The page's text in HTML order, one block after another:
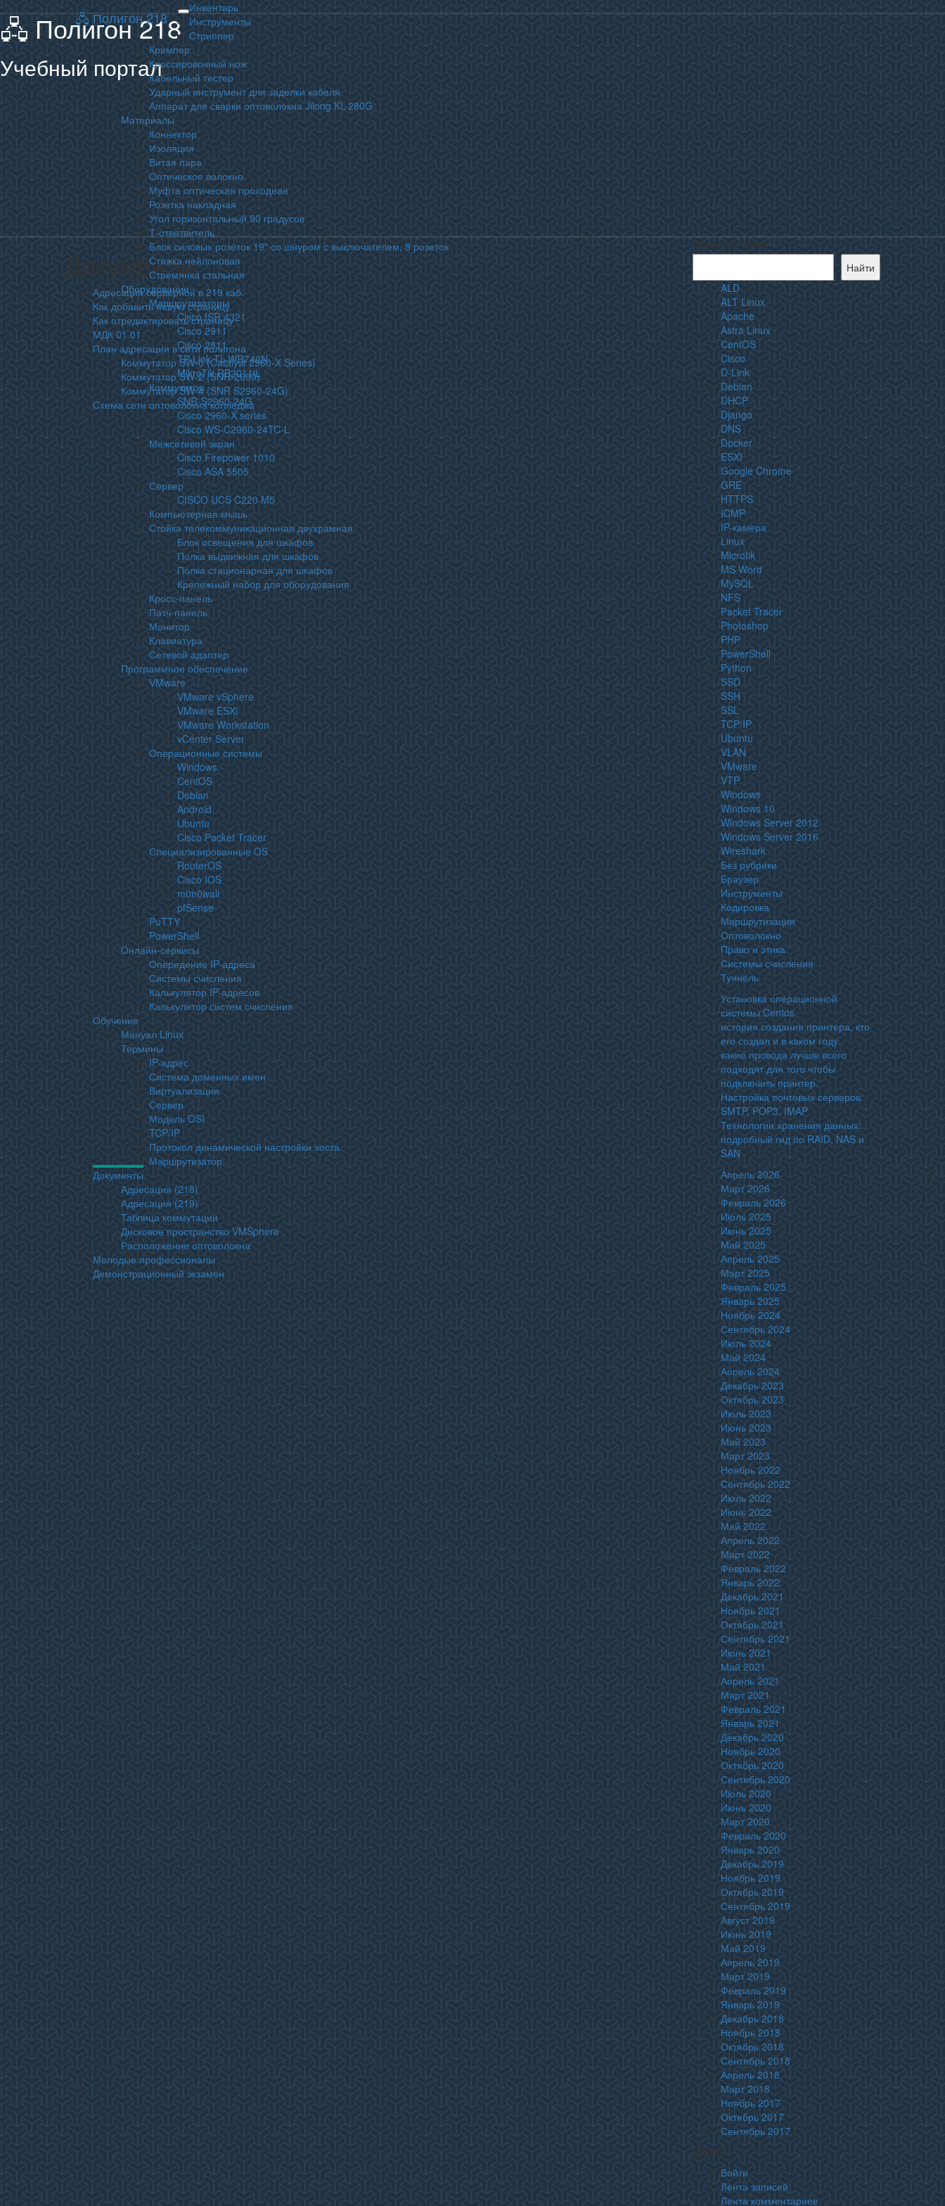
Toggle
navigation
🖧 Полигон 218
Инвентарь
Инструменты
Стриппер
Кримпер
Кроссировочный нож
Кабельный тестер
Ударный инструмент для заделки кабеля
Аппарат для сварки оптоволокна Jilong KL-280G
Материалы
Коннектор
Изоляция
Витая пара
Оптическое волокно
Муфта оптическая проходная
Розетка накладная
Угол горизонтальный 90 градусов
Т-ответвитель
Блок силовых розеток 19″ со шнуром с выключателем, 8 розеток
Стяжка нейлоновая
Стремянка стальная
Оборудование
Маршрутизаторы
Cisco ISR 4321
Cisco 2911
Cisco 2811
TP-Link TL-WR740N
MikroTik RB2011iL
Коммутатор
SNR-S2960-24G
Cisco 2960-X series
Cisco WS-C2960-24TC-L
Межсетевой экран
Cisco Firepower 1010
Cisco ASA 5505
Сервер
CISCO UCS C220 M5
Компьютерная мышь
Стойка телекоммуникационная двухрамная
Блок освещения для шкафов
Полка выдвижная для шкафов
Полка стационарная для шкафов
Крепежный набор для оборудования
Кросс-панель
Патч-панель
Монитор
Клавиатура
Сетевой адаптер
Программное обеспечение
VMware
VMware vSphere
VMware ESXi
VMware Workstation
vCenter Server
Операционные системы
Windows
CentOS
Debian
Android
Ubuntu
Cisco Packet Tracer
Специализированные OS
RouterOS
Cisco IOS
m0n0wall
pfSense
PuTTY
PowerShell
Онлайн-сервисы
Опередение IP-адреса
Системы счисления
Калькулятор IP-адресов
Калькулятор систем счисления
Обучение
Мануал Linux
Термины
IP-адрес
Система доменных имен
Виртуализация
Сервер
Модель OSI
TCP/IP
Протокол динамической настройки хоста
Маршрутизатор
Документы
Адресация (218)
Адресация (219)
Таблица коммутации
Дисковое пространство VMSphere
Расположение оптоволокна
Молодые профессионалы
Демонстрационный экзамен
🖧 Полигон 218
Учебный портал
Документы
Документы
Адресация серверной в 219 каб.
Как добавить новую страницу
Как отредактировать страницу
МДК 01.01
План адресации в сети полигона
Коммутатор SW-0 (Catalyst 2960-X Series)
Коммутатор SW-2 (SNR-2690)
Коммутатор SW-4 (SNR S2960-24G)
Схема сети оптоволокна колледжа
Поиск по сайту
Найти
ALD
ALT Linux
Apache
Astra Linux
CentOS
Cisco
D-Link
Debian
DHCP
Django
DNS
Docker
ESXI
Google Chrome
GRE
HTTPS
ICMP
IP-камера
Linux
Microtik
MS Word
MySQL
NFS
Packet Tracer
Photoshop
PHP
PowerShell
Python
SSD
SSH
SSL
TCP/IP
Ubuntu
VLAN
VMware
VTP
Windows
Windows 10
Windows Server 2012
Windows Server 2016
Wireshark
Без рубрики
Браузер
Инструменты
Кодировка
Маршрутизация
Оптоволокно
Право и этика
Системы счисления
Туннель
Установка операционной
системы:Centos
история создания принтера, кто
его создал и в каком году.
какие провода лучше всего
подходят для того чтобы
подключить принтер.
Настройка почтовых серверов:
SMTP, POP3, IMAP
Технологии хранения данных:
подробный гид по RAID, NAS и
SAN
Апрель 2026
Март 2026
Февраль 2026
Июль 2025
Июнь 2025
Май 2025
Апрель 2025
Март 2025
Февраль 2025
Январь 2025
Ноябрь 2024
Сентябрь 2024
Июль 2024
Май 2024
Апрель 2024
Декабрь 2023
Октябрь 2023
Июль 2023
Июнь 2023
Май 2023
Март 2023
Ноябрь 2022
Сентябрь 2022
Июль 2022
Июнь 2022
Май 2022
Апрель 2022
Март 2022
Февраль 2022
Январь 2022
Декабрь 2021
Ноябрь 2021
Октябрь 2021
Сентябрь 2021
Июнь 2021
Май 2021
Апрель 2021
Март 2021
Февраль 2021
Январь 2021
Декабрь 2020
Ноябрь 2020
Октябрь 2020
Сентябрь 2020
Июль 2020
Июнь 2020
Март 2020
Февраль 2020
Январь 2020
Декабрь 2019
Ноябрь 2019
Октябрь 2019
Сентябрь 2019
Август 2019
Июнь 2019
Май 2019
Апрель 2019
Март 2019
Февраль 2019
Январь 2019
Декабрь 2018
Ноябрь 2018
Октябрь 2018
Сентябрь 2018
Апрель 2018
Март 2018
Ноябрь 2017
Октябрь 2017
Сентябрь 2017
Мета
Войти
Лента записей
Лента комментариев